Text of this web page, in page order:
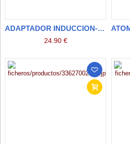
ADAPTADOR INDUCCION-VITROCERAMICA
24.90 €